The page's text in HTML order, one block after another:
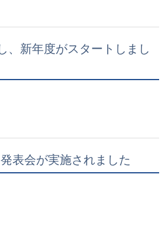
、新年度がスタートしまし
表会が実施されました